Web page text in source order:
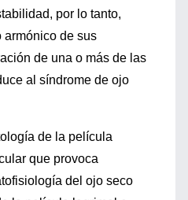
por lo tanto,
de sus
de una o más de las
al síndrome de ojo
de la película
que provoca
del ojo seco